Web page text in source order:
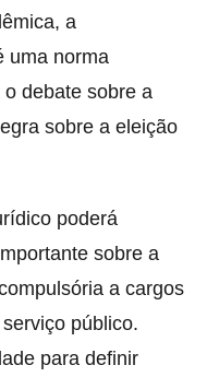
a
uma norma
debate sobre a
sobre a eleição
poderá
sobre a
a cargos
público.
para definir